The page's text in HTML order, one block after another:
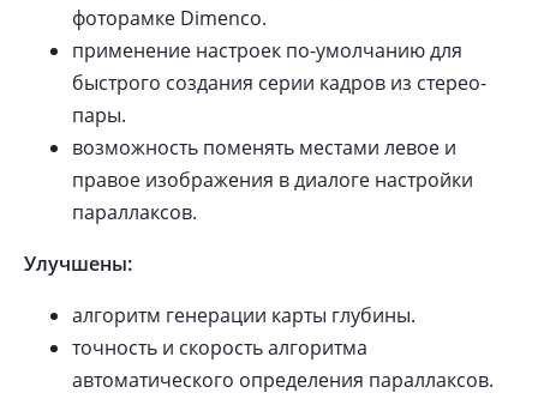
фоторамке Dimenco.
применение настроек по-умолчанию для
быстрого создания серии кадров из стерео-
пары.
возможность поменять местами левое и
правое изображения в диалоге настройки
параллаксов.
Улучшены:
алгоритм генерации карты глубины.
точность и скорость алгоритма
автоматического определения параллаксов.